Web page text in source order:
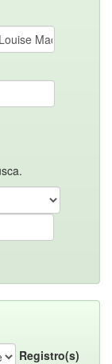
Registro(s)